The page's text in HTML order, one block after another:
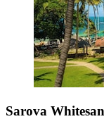
Sarova